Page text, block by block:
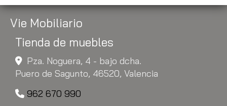
Vie Mobiliario
Tienda de muebles
Pza. Noguera, 4 - bajo dcha.
Puero de Sagunto, 46520, Valencia
962 670 990